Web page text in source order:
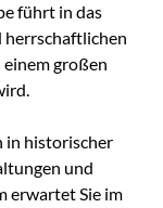
führt in das
herrschaftlichen
einem großen
in historischer
und
erwartet Sie im